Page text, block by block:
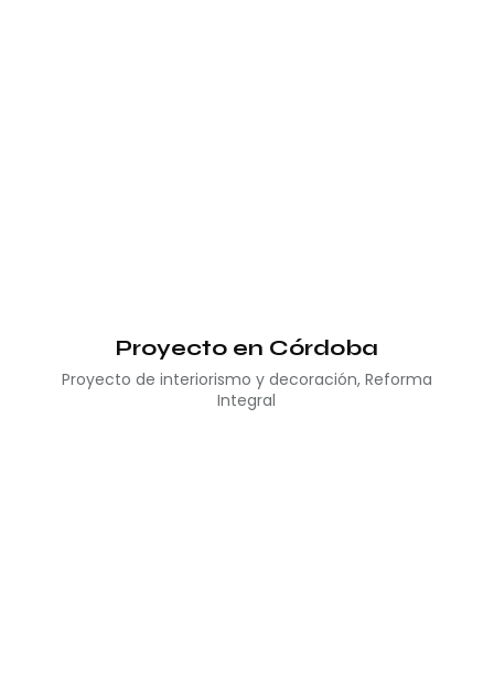
Proyecto en Córdoba
Proyecto de interiorismo y decoración, Reforma
Integral